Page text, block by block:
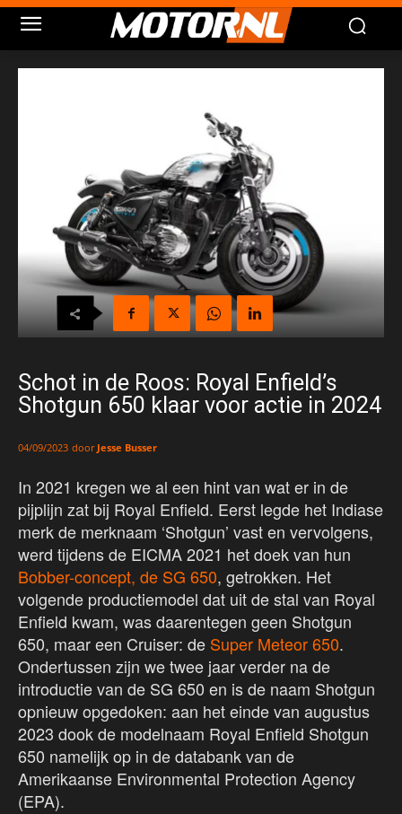
Schot in de Roos: Royal Enfield’s
Shotgun 650 klaar voor actie in 2024
04/09/2023 door Jesse Busser
In 2021 kregen we al een hint van wat er in de
pijplijn zat bij Royal Enfield. Eerst legde het Indiase
merk de merknaam ‘Shotgun’ vast en vervolgens,
werd tijdens de EICMA 2021 het doek van hun
Bobber-concept, de SG 650, getrokken. Het
volgende productiemodel dat uit de stal van Royal
Enfield kwam, was daarentegen geen Shotgun
650, maar een Cruiser: de Super Meteor 650.
Ondertussen zijn we twee jaar verder na de
introductie van de SG 650 en is de naam Shotgun
opnieuw opgedoken: aan het einde van augustus
2023 dook de modelnaam Royal Enfield Shotgun
650 namelijk op in de databank van de
Amerikaanse Environmental Protection Agency
(EPA).